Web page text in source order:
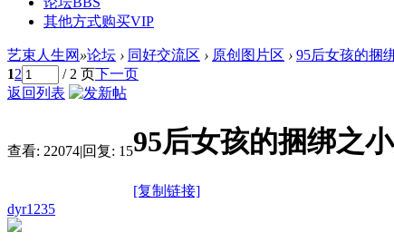
其他方式购买VIP
艺束人生网 »论坛 › 同好交流区 › 原创图片区 › 95后女孩的捆
12 / 2 页下一页
返回列表
查看: 22074|回复: 1595后女孩的捆绑之
[复制链接]
dyr1235